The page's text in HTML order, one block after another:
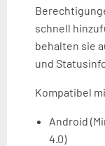
schnell
behalten sie
und
Kompatibel
Android
4.0)